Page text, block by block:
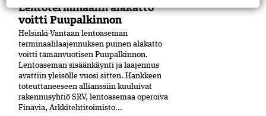
Lentoterminaalin alakatto
voitti Puupalkinnon
Helsinki-Vantaan lentoaseman
terminaalilaajennuksen puinen alakatto
voitti tämänvuotisen Puupalkinnon.
Lentoaseman sisäänkäynti ja laajennus
avattiin yleisölle vuosi sitten. Hankkeen
toteuttaneeseen allianssiin kuuluivat
rakennusyhtiö SRV, lentoasemaa operoiva
Finavia, Arkkitehtitoimisto...